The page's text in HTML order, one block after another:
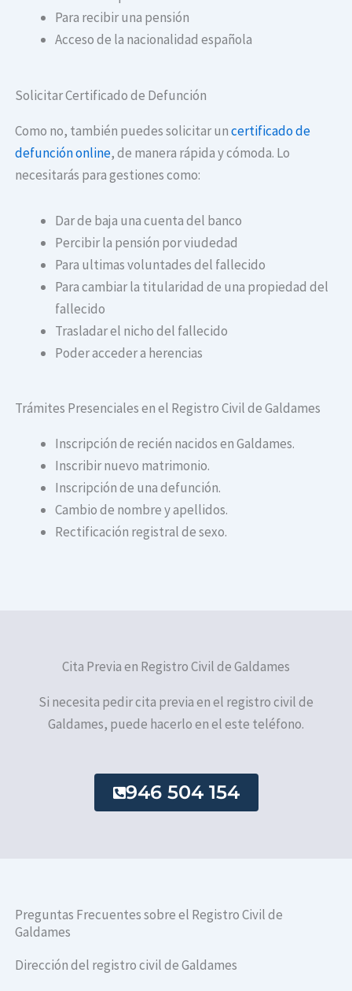
Para recibir una pensión
Acceso de la nacionalidad española
Solicitar Certificado de Defunción
Como no, también puedes solicitar uncertificado de
defunción online, de manera rápida y cómoda. Lo
necesitarás para gestiones como:
Dar de baja una cuenta del banco
Percibir la pensión por viudedad
Para ultimas voluntades del fallecido
Para cambiar la titularidad de una propiedad del
fallecido
Trasladar el nicho del fallecido
Poder acceder a herencias
Trámites Presenciales en el Registro Civil de Galdames
Inscripción de recién nacidos en Galdames.
Inscribir nuevo matrimonio.
Inscripción de una defunción.
Cambio de nombre y apellidos.
Rectificación registral de sexo.
Cita Previa en Registro Civil de Galdames
Si necesita pedir cita previa en el registro civil de
Galdames, puede hacerlo en el este teléfono.
946 504 154
Preguntas Frecuentes sobre el Registro Civil de
Galdames
Dirección del registro civil de Galdames